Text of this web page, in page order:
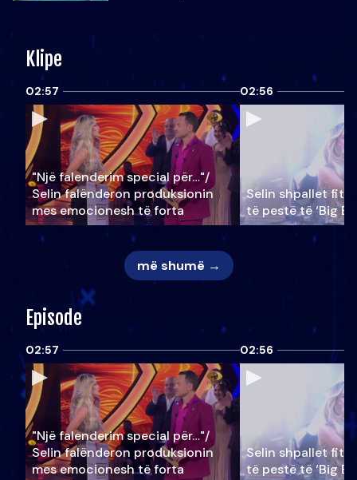
Klipe
02:57
"Një falenderim special për…"/
Selin falënderon produksionin
mes emocionesh të forta
02:56
Selin shpallet
të pestë të ‘Big
më shumë →
Episode
02:57
"Një falenderim special për…"/
Selin falënderon produksionin
mes emocionesh të forta
02:56
Selin shpallet
të pestë të ‘Big